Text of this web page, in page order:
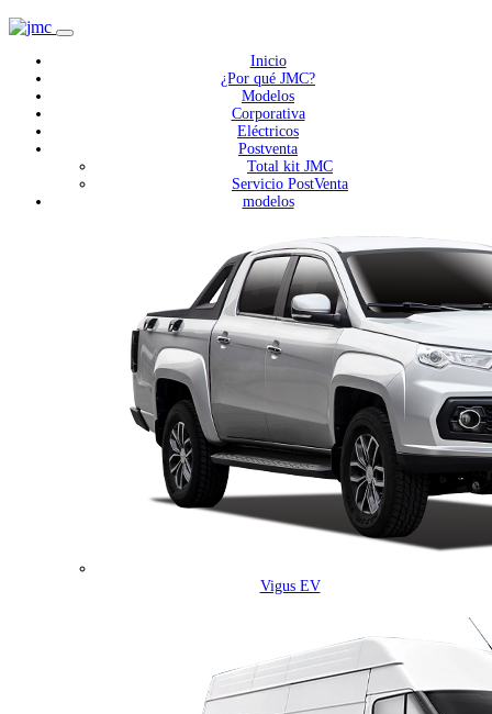
Inicio
¿Por qué JMC?
Modelos
Corporativa
Eléctricos
Postventa
Total kit JMC
Servicio PostVenta
modelos
Vigus EV